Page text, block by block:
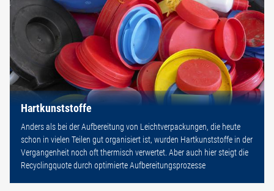
Hartkunststoffe
Anders als bei der Aufbereitung von Leichtverpackungen, die heute
schon in vielen Teilen gut organisiert ist, wurden Hartkunststoffe in der
Vergangenheit noch oft thermisch verwertet. Aber auch hier steigt die
Recyclingquote durch optimierte Aufbereitungsprozesse